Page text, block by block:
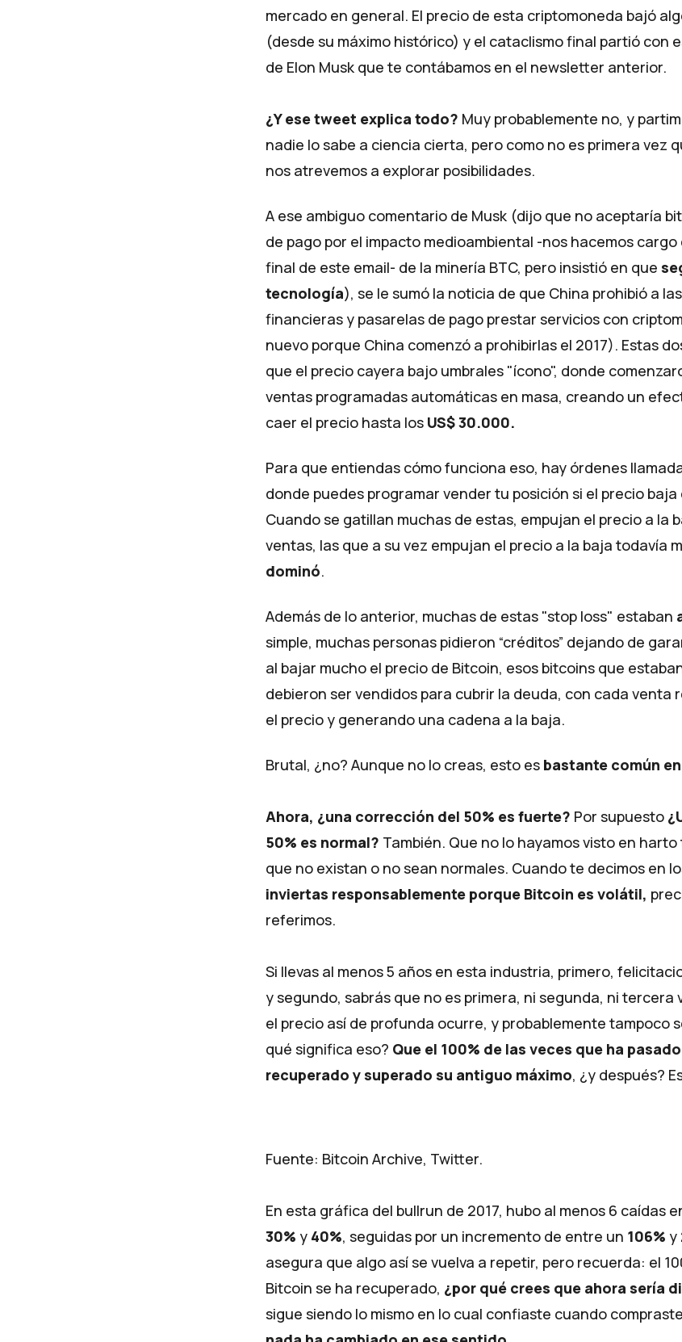
mercado en general. El precio de esta criptomoneda bajó
(desde su máximo histórico) y el cataclismo final partió con
de Elon Musk que te contábamos en el newsletter anterior.
¿Y ese tweet explica todo? Muy probablemente no, y
nadie lo sabe a ciencia cierta, pero como no es primera vez
nos atrevemos a explorar posibilidades.
A ese ambiguo comentario de Musk (dijo que no aceptaría
de pago por el impacto medioambiental -nos hacemos
final de este email- de la minería BTC, pero insistió en que
tecnología), se le sumó la noticia de que China prohibió a
financieras y pasarelas de pago prestar servicios con
nuevo porque China comenzó a prohibirlas el 2017). Estas
que el precio cayera bajo umbrales "ícono", donde
ventas programadas automáticas en masa, creando un
caer el precio hasta losUS$ 30.000.
Para que entiendas cómo funciona eso, hay órdenes
donde puedes programar vender tu posición si el precio baja
Cuando se gatillan muchas de estas, empujan el precio a la
ventas, las que a su vez empujan el precio a la baja todavía
dominó.
Además de lo anterior, muchas de estas "stop loss" estaban
simple, muchas personas pidieron “créditos” dejando de
al bajar mucho el precio de Bitcoin, esos bitcoins que
debieron ser vendidos para cubrir la deuda, con cada venta
el precio y generando una cadena a la baja.
Brutal, ¿no? Aunque no lo creas, esto esbastante común
Ahora, ¿una corrección del 50% es fuerte? Por supuesto
50% es normal? También. Que no lo hayamos visto en
que no existan o no sean normales. Cuando te decimos en
inviertas responsablemente porque Bitcoin es volátil,
referimos.
Si llevas al menos 5 años en esta industria, primero,
y segundo, sabrás que no es primera, ni segunda, ni tercera
el precio así de profunda ocurre, y probablemente tampoco
qué significa eso? Que el 100% de las veces que ha
recuperado y superado su antiguo máximo, ¿y después?
Fuente: Bitcoin Archive, Twitter.
En esta gráfica del bullrun de 2017, hubo al menos 6 caídas
30% y 40%, seguidas por un incremento de entre un 106% y
asegura que algo así se vuelva a repetir, pero recuerda: el
Bitcoin se ha recuperado, ¿por qué crees que ahora sería
sigue siendo lo mismo en lo cual confiaste cuando